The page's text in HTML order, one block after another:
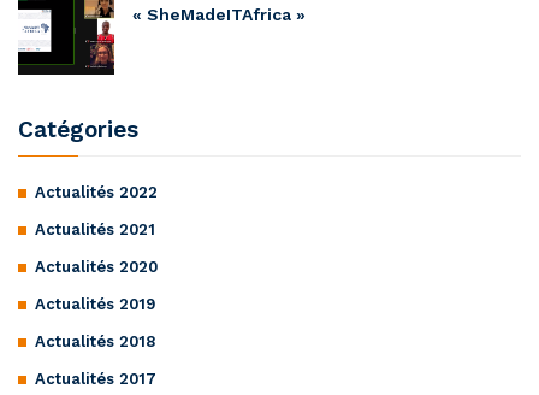
« SheMadeITAfrica »
Catégories
Actualités 2022
Actualités 2021
Actualités 2020
Actualités 2019
Actualités 2018
Actualités 2017